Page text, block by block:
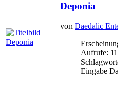
Deponia
von Daedalic
Aufrufe:
Eingabe